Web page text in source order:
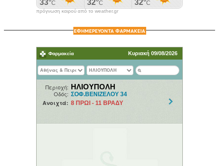
πρόγνωση καιρού από το weather.gr
ΕΦΗΜΕΡΕΥΟΝΤΑ ΦΑΡΜΑΚΕΙΑ